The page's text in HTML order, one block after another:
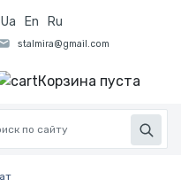
Ua En Ru
Корзина пуста